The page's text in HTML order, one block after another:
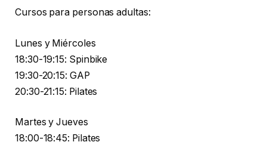
Cursos para personas adultas:
Lunes y Miércoles
18:30-19:15: Spinbike
19:30-20:15: GAP
20:30-21:15: Pilates
Martes y Jueves
18:00-18:45: Pilates